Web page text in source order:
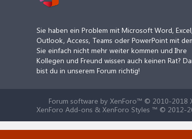
Sie haben ein Problem mit Microsoft Word, Excel,
Outlook, Access, Teams oder PowerPoint mit
Sie einfach nicht mehr weiter kommen und Ihre
Kollegen und Freund wissen auch keinen Rat?
bist du in unserem Forum richtig!
Forum software by XenForo™ © 2010-2018
XenForo Add-ons & XenForo Styles ™ © 2012-